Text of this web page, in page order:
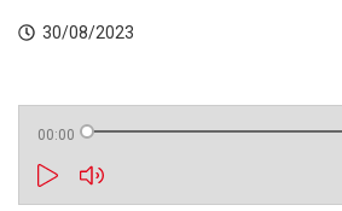
30/08/2023
00:00